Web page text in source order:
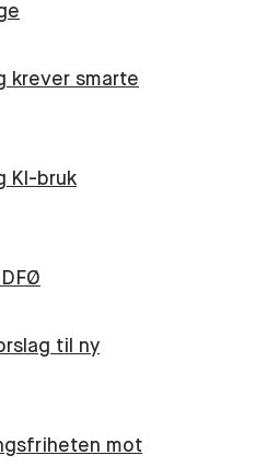
krever smarte
KI-bruk
til ny
mot